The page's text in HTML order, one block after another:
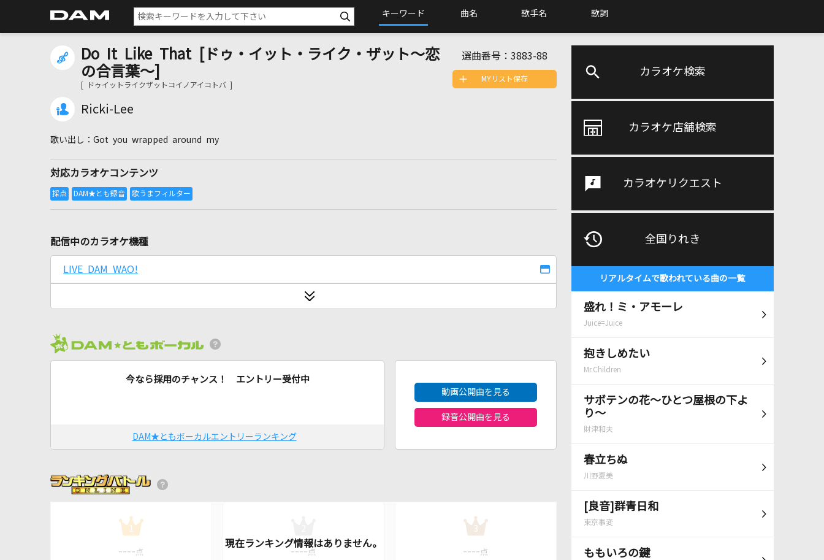
キーワード 曲名 歌手名 歌詞
カラオケ検索
カラオケ店舗検索
カラオケリクエスト
全国りれき
リアルタイムで歌われている曲の一覧
盛れ！ミ・アモーレ
Juice=Juice
抱きしめたい
Mr.Children
サボテンの花～ひとつ屋根の下よ
り～
財津和夫
春立ちぬ
川野夏美
[良音]群青日和
東京事変
ももいろの鍵
Do It Like That [ドゥ・イット・ライク・ザット～恋
の合言葉～]
[ ドゥイットライクザットコイノアイコトバ ]
Ricki-Lee
選曲番号： 3883-88
Got you wrapped around my
対応カラオケコンテンツ
MYリスト保存
配信中のカラオケ機種
LIVE DAM WAO!
今なら採用のチャンス！ エントリー受付中
DAM★ともボーカルエントリーランキング
動画公開曲を見る
録音公開曲を見る
1
---- 点
---- 点
3
---- 点